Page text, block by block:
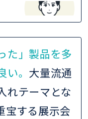
た」製品を多
。 大量流通
れテーマとな
宝する展示会